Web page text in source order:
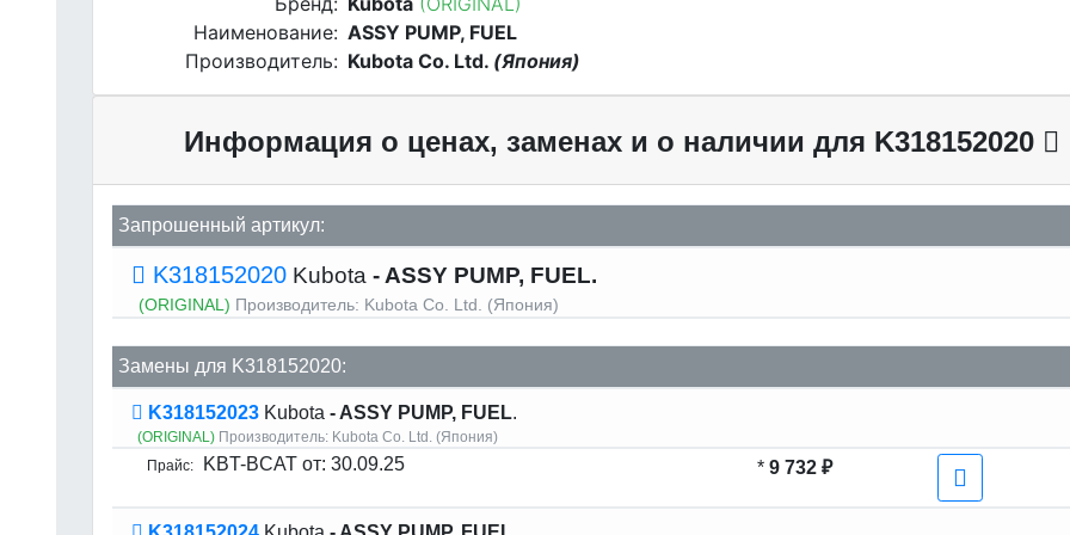
Наименование: ASSY PUMP, FUEL
Производитель: Kubota Co. Ltd. (Япония)
Информация о ценах, заменах и о наличии для K318152020
Запрошенный артикул:
K318152020 Kubota - ASSY PUMP, FUEL.
(ORIGINAL) Производитель: Kubota Co. Ltd. (Япония)
Замены для K318152020:
K318152023 Kubota - ASSY PUMP, FUEL.
(ORIGINAL)Производитель: Kubota Co. Ltd. (Япония)
Прайс:
KBT-BCAT от: 30.09.25 * 9 732 ₽